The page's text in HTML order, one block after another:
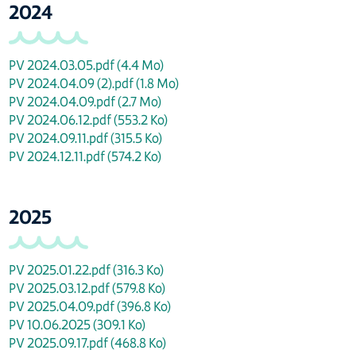
2024
PV 2024.03.05.pdf(4.4 Mo)
PV 2024.04.09 (2).pdf(1.8 Mo)
PV 2024.04.09.pdf(2.7 Mo)
PV 2024.06.12.pdf(553.2 Ko)
PV 2024.09.11.pdf(315.5 Ko)
PV 2024.12.11.pdf(574.2 Ko)
2025
PV 2025.01.22.pdf(316.3 Ko)
PV 2025.03.12.pdf(579.8 Ko)
PV 2025.04.09.pdf(396.8 Ko)
PV 10.06.2025(309.1 Ko)
PV 2025.09.17.pdf(468.8 Ko)